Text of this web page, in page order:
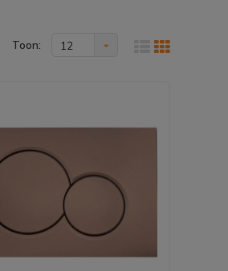
Toon: 12